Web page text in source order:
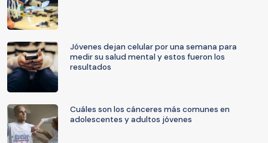
Jóvenes dejan celular por una semana para
medir su salud mental y estos fueron los
resultados
Cuáles son los cánceres más comunes en
adolescentes y adultos jóvenes